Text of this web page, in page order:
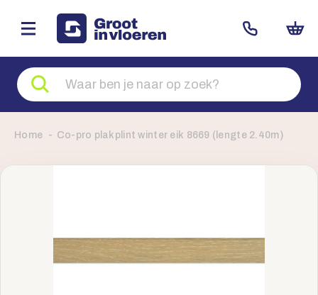
Zoeken
naar
producten
Home Co-pro plakplint winter eik 8669 (lengte 2.40m)